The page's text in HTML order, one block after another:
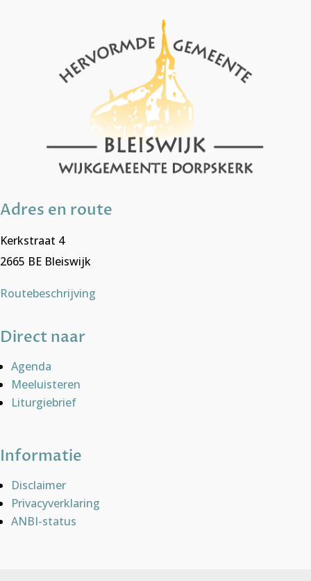
Adres en route
Kerkstraat 4
2665 BE Bleiswijk
Routebeschrijving
Direct naar
Agenda
Meeluisteren
Liturgiebrief
Informatie
Disclaimer
Privacyverklaring
ANBI-status